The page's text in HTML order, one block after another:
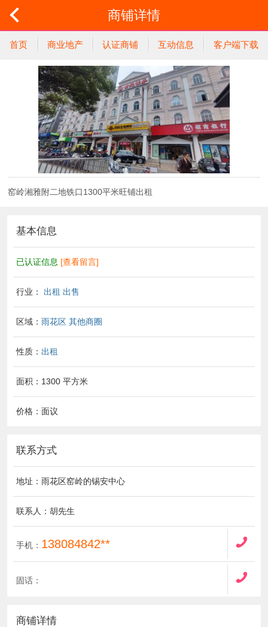
商铺详情
首页 商业地产 认证商铺 互动信息 客户端下载
窑岭湘雅附二地铁口1300平米旺铺出租
基本信息
已认证信息 [查看留言]
行业： 出租 出售
区域： 雨花区 其他商圈
性质： 出租
面积：1300 平方米
价格：面议
联系方式
地址：雨花区窑岭的锡安中心
联系人：胡先生
手机： 138084842**
固话：
商铺详情